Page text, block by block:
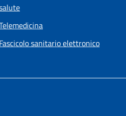
Fascicolo sanitario elettronico